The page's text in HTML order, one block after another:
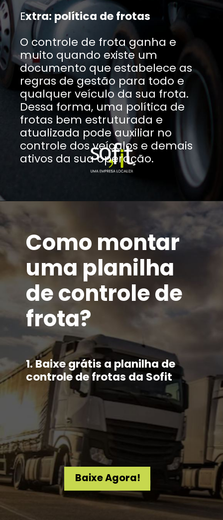
Extra: política de frotas
O controle de frota ganha e
muito quando existe um
documento que estabelece as
regras de gestão para todo e
qualquer veículo da sua frota.
Dessa forma, uma política de
frotas bem estruturada e
atualizada pode auxiliar no
controle dos veículos e demais
ativos da sua operação.
Como montar
uma planilha
de controle de
frota?
1. Baixe grátis a planilha de
controle de frotas da Sofit
Baixe Agora!